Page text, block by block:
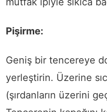
Pişirme:
Geniş bir tencereye
yerleştirin. Üzerine
(şırdanların üzerini